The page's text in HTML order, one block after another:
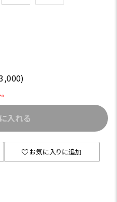
入れる
お気に入りに追加